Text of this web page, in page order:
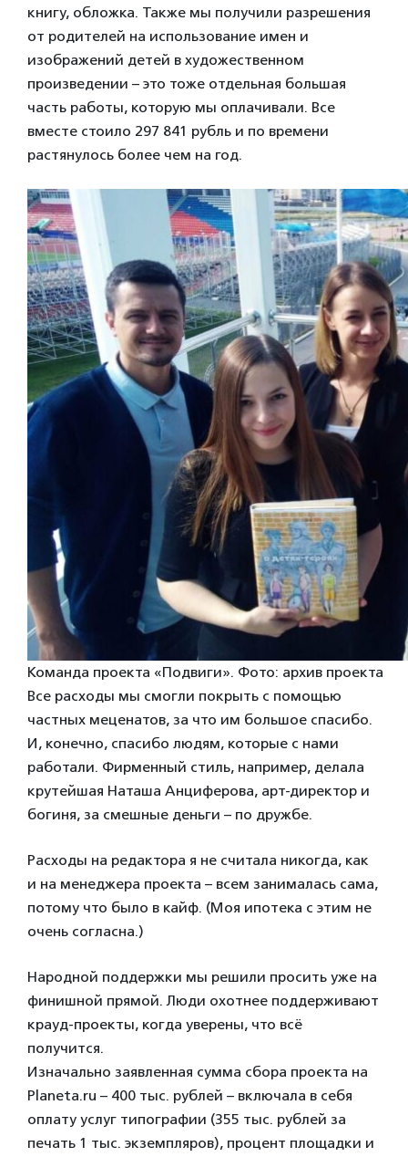
книгу, обложка. Также мы получили разрешения
от родителей на использование имен и
изображений детей в художественном
произведении – это тоже отдельная большая
часть работы, которую мы оплачивали. Все
вместе стоило 297 841 рубль и по времени
растянулось более чем на год.
Команда проекта «Подвиги». Фото: архив проекта
Все расходы мы смогли покрыть с помощью
частных меценатов, за что им большое спасибо.
И, конечно, спасибо людям, которые с нами
работали. Фирменный стиль, например, делала
крутейшая Наташа Анциферова, арт-директор и
богиня, за смешные деньги – по дружбе.
Расходы на редактора я не считала никогда, как
и на менеджера проекта – всем занималась сама,
потому что было в кайф. (Моя ипотека с этим не
очень согласна.)
Народной поддержки мы решили просить уже на
финишной прямой. Люди охотнее поддерживают
крауд-проекты, когда уверены, что всё
получится.
Изначально заявленная сумма сбора проекта на
Planeta.ru – 400 тыс. рублей – включала в себя
оплату услуг типографии (355 тыс. рублей за
печать 1 тыс. экземпляров), процент площадки и